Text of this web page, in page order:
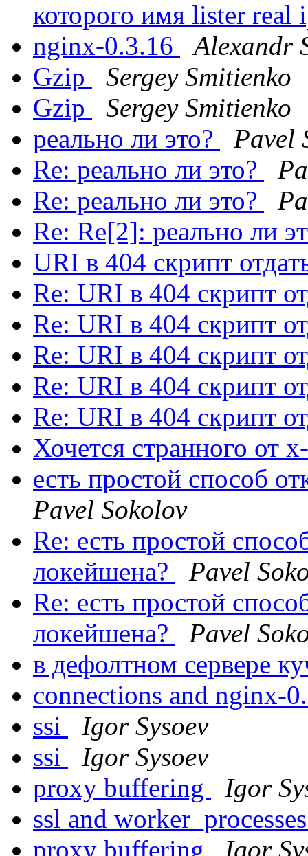
которого имя lister real
nginx-0.3.16
Alexandr
Gzip
Sergey Smitienko
Gzip
Sergey Smitienko
реально ли это?
Pavel
Re: реально ли это?
Re: реально ли это?
Re: Re[2]: реально ли
URI в 404 скрипт
Re: URI в 404 скрипт
Re: URI в 404 скрипт
Re: URI в 404 скрипт
Re: URI в 404 скрипт
Re: URI в 404 скрипт
Хочется странного от
есть простой способ
Pavel Sokolov
Re: есть простой
локейшена?
Pavel
Re: есть простой
локейшена?
Pavel
в дефолтном сервере
connections and nginx-
ssi
Igor Sysoev
ssi
Igor Sysoev
proxy buffering
Igor
ssl and
proxy buffering
Igor